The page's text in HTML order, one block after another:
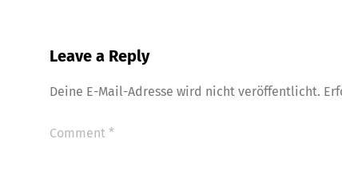
Leave a Reply
Deine E-Mail-Adresse wird nicht veröffentlicht.